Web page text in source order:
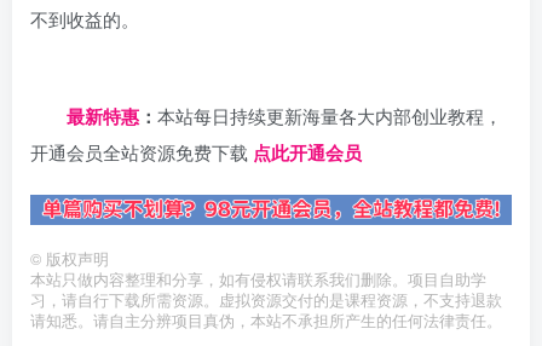
不到收益的。
最新特惠 ： 本站每日持续更新海量各大内部创业教程，
开通会员全站资源免费下载 点此开通会员
© 版权声明
本站只做内容整理和分享，如有侵权请联系我们删除。项目自助学
习，请自行下载所需资源。虚拟资源交付的是课程资源，不支持退款
请知悉。请自主分辨项目真伪，本站不承担所产生的任何法律责任。